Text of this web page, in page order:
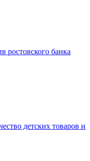
ростовского банка
детских товаров и